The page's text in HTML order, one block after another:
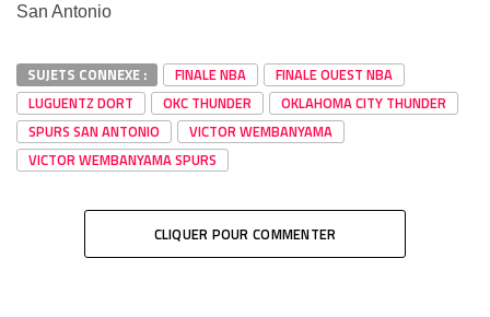
San Antonio
SUJETS CONNEXE : FINALE NBA
FINALE OUEST NBA
LUGUENTZ DORT
OKC THUNDER
OKLAHOMA CITY THUNDER
SPURS SAN ANTONIO
VICTOR WEMBANYAMA
VICTOR WEMBANYAMA SPURS
CLIQUER POUR COMMENTER